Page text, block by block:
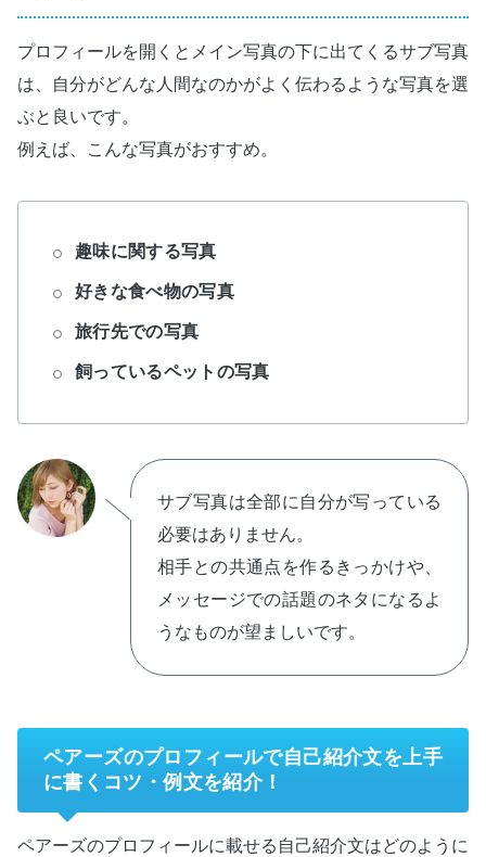
プロフィールを開くとメイン写真の下に出てくるサブ写真
は、自分がどんな人間なのかがよく伝わるような写真を選
ぶと良いです。
例えば、こんな写真がおすすめ。
趣味に関する写真
好きな食べ物の写真
旅行先での写真
飼っているペットの写真
サブ写真は全部に自分が写っている
必要はありません。
相手との共通点を作るきっかけや、
メッセージでの話題のネタになるよ
うなものが望ましいです。
ペアーズのプロフィールで自己紹介文を上手
に書くコツ・例文を紹介！
ペアーズのプロフィールに載せる自己紹介文はどのように